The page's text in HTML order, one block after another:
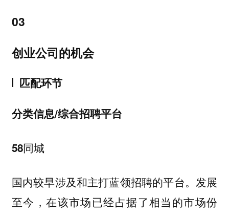
03
创业公司的机会
匹配环节
分类信息/综合招聘平台
58同城
国内较早涉及和主打蓝领招聘的平台。发展
至今，在该市场已经占据了相当的市场份